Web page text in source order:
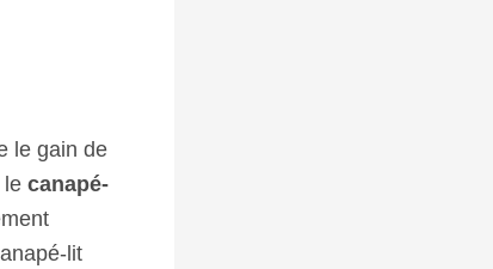
le gain de
le canapé-
lit